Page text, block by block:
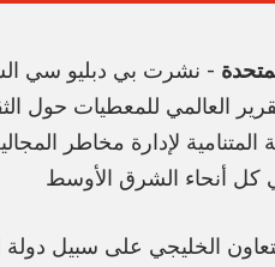
- نشرت بي دبليو سي
العالمي للمعطيات حول
المتنامية لإدارة مخاطر
الخليجي على سبيل دولة